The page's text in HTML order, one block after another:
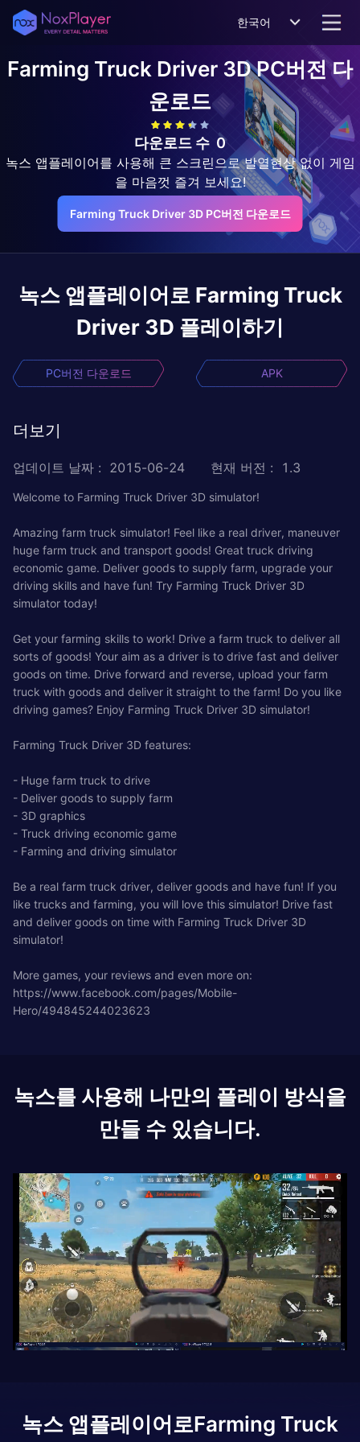
한국어
Farming Truck Driver 3DPC버전 다
운로드
다운로드 수 0
녹스 앱플레이어를 사용해 큰 스크린으로 발열현상 없이 게임
을 마음껏 즐겨 보세요!
Farming Truck Driver 3D PC버전 다운로드
녹스 앱플레이어로 Farming Truck
Driver 3D 플레이하기
PC버전 다운로드 APK
더보기
업데이트 날짜 : 2015-06-24 현재 버전 : 1.3
Welcome to Farming Truck Driver 3D simulator!
Amazing farm truck simulator! Feel like a real driver, maneuver
huge farm truck and transport goods! Great truck driving
economic game. Deliver goods to supply farm, upgrade your
driving skills and have fun! Try Farming Truck Driver 3D
simulator today!
Get your farming skills to work! Drive a farm truck to deliver all
sorts of goods! Your aim as a driver is to drive fast and deliver
goods on time. Drive forward and reverse, upload your farm
truck with goods and deliver it straight to the farm! Do you like
driving games? Enjoy Farming Truck Driver 3D simulator!
Farming Truck Driver 3D features:
- Huge farm truck to drive
- Deliver goods to supply farm
- 3D graphics
- Truck driving economic game
- Farming and driving simulator
Be a real farm truck driver, deliver goods and have fun! If you
like trucks and farming, you will love this simulator! Drive fast
and deliver goods on time with Farming Truck Driver 3D
simulator!
More games, your reviews and even more on:
https://www.facebook.com/pages/Mobile-
Hero/494845244023623
녹스를 사용해 나만의 플레이 방식을
만들 수 있습니다.
녹스 앱플레이어로Farming Truck